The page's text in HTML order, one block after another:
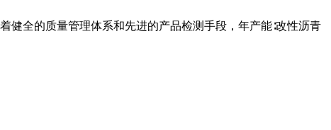
健全的质量管理体系和先进的产品检测手段，年产能∶改性沥青